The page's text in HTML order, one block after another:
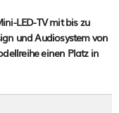
LED-TV mit bis zu
und Audiosystem von
einen Platz in